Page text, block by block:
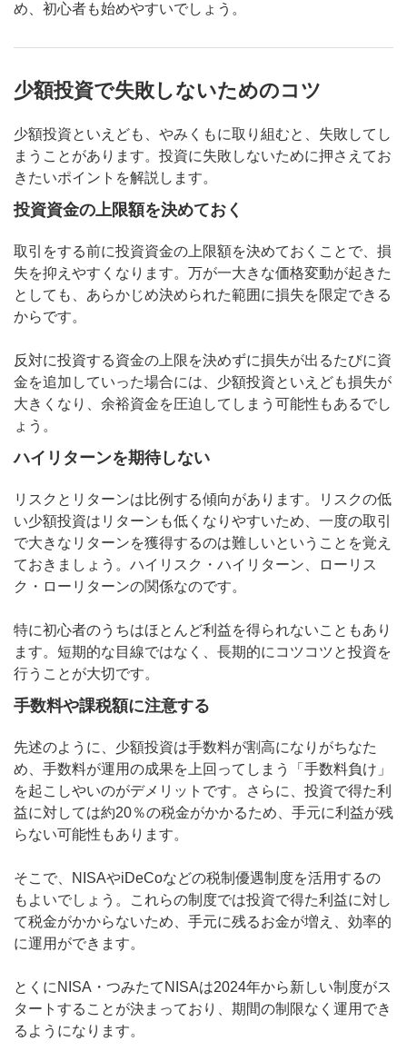
め、初心者も始めやすいでしょう。
少額投資で失敗しないためのコツ
少額投資といえども、やみくもに取り組むと、失敗してし
まうことがあります。投資に失敗しないために押さえてお
きたいポイントを解説します。
投資資金の上限額を決めておく
取引をする前に投資資金の上限額を決めておくことで、損
失を抑えやすくなります。万が一大きな価格変動が起きた
としても、あらかじめ決められた範囲に損失を限定できる
からです。
反対に投資する資金の上限を決めずに損失が出るたびに資
金を追加していった場合には、少額投資といえども損失が
大きくなり、余裕資金を圧迫してしまう可能性もあるでし
ょう。
ハイリターンを期待しない
リスクとリターンは比例する傾向があります。リスクの低
い少額投資はリターンも低くなりやすいため、一度の取引
で大きなリターンを獲得するのは難しいということを覚え
ておきましょう。ハイリスク・ハイリターン、ローリス
ク・ローリターンの関係なのです。
特に初心者のうちはほとんど利益を得られないこともあり
ます。短期的な目線ではなく、長期的にコツコツと投資を
行うことが大切です。
手数料や課税額に注意する
先述のように、少額投資は手数料が割高になりがちなた
め、手数料が運用の成果を上回ってしまう「手数料負け」
を起こしやいのがデメリットです。さらに、投資で得た利
益に対しては約20％の税金がかかるため、手元に利益が残
らない可能性もあります。
そこで、NISAやiDeCoなどの税制優遇制度を活用するの
もよいでしょう。これらの制度では投資で得た利益に対し
て税金がかからないため、手元に残るお金が増え、効率的
に運用ができます。
とくにNISA・つみたてNISAは2024年から新しい制度がス
タートすることが決まっており、期間の制限なく運用でき
るようになります。